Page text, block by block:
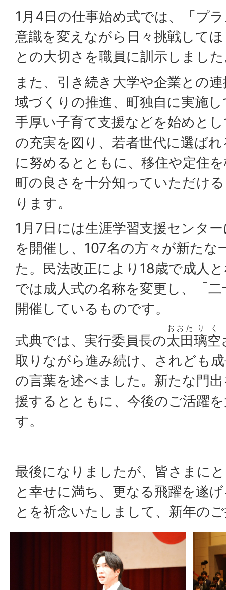
1月4日の仕事始め式では、「プ
意識を変えながら日々挑戦して
との大切さを職員に訓示しまし
また、引き続き大学や企業との
域づくりの推進、町独自に実施
手厚い子育て支援などを始めと
の充実を図り、若者世代に選ば
に努めるとともに、移住や定住
町の良さを十分知っていただけ
ります。
1月7日には生涯学習支援センタ
を開催し、107名の方々が新たな
た。民法改正により18歳で成人
では成人式の名称を変更し、「
開催しているものです。
式典では、実行委員長の太田
おおた
璃空
りく
取りながら進み続け、されども
の言葉を述べました。新たな門
援するとともに、今後のご活躍
す。
最後になりましたが、皆さまに
と幸せに満ち、更なる飛躍を遂
とを祈念いたしまして、新年の